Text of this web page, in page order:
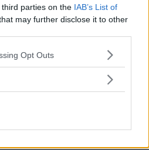
parties on the IAB’s List of
may further disclose it to other
app uses one or more Google
behaviour. You may click to
purposes in below Google
Opt Outs
RX10 V – ny
med 24–
& AI-autofokus